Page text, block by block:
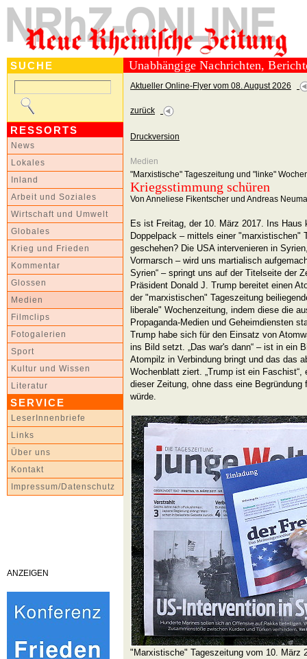
SUCHE
RESSORTS
News
Lokales
Inland
Arbeit und Soziales
Wirtschaft und Umwelt
Globales
Krieg und Frieden
Kommentar
Glossen
Medien
Filmclips
Fotogalerien
Sport
Kultur und Wissen
Literatur
SERVICE
LeserInnenbriefe
Links
Über uns
Kontakt
Impressum/Datenschutz
ANZEIGEN
Unabhängige Nachrichten,
Aktueller Online-Flyer vom 08. August 2026
zurück
Druckversion
Medien
"Marxistische" Tageszeitung und "linke"
Kriegsstimmung schüren
Von Anneliese Fikentscher und Andreas
Es ist Freitag, der 10. März 2017. Ins
Doppelpack – mittels einer "marxistischen"
geschehen? Die USA intervenieren in
Vormarsch – wird uns martialisch
Syrien“ – springt uns auf der Titelseite der
Präsident Donald J. Trump bereitet einen
der "marxistischen" Tageszeitung
liberale" Wochenzeitung, indem diese die
Propaganda-Medien und Geheimdiensten
Trump habe sich für den Einsatz von
ins Bild setzt. „Das war's dann“ – ist in ein
Atompilz in Verbindung bringt und das das
Wochenblatt ziert. „Trump ist ein
dieser Zeitung, ohne dass eine
würde.
"Marxistische" Tageszeitung vom 10. März